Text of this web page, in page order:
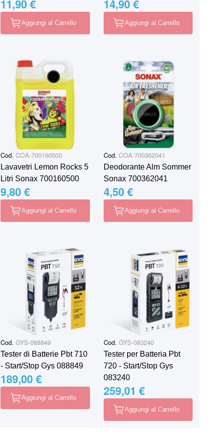
11,90 €
Aggiungi al Carrello
14,90 €
Aggiungi al Carrello
Cod. COA-700160500
Lavavetri Lemon Rocks 5
Litri Sonax 700160500
9,80 €
Aggiungi al Carrello
Cod. COA-700362041
Deodorante Alm Sommer
Sonax 700362041
4,50 €
Aggiungi al Carrello
Cod. GYS-088849
Tester di Batterie Pbt 710
- Start/Stop Gys 088849
189,00 €
Aggiungi al Carrello
Cod. GYS-083240
Tester per Batteria Pbt
720 - Start/Stop Gys
083240
259,01 €
Aggiungi al Carrello